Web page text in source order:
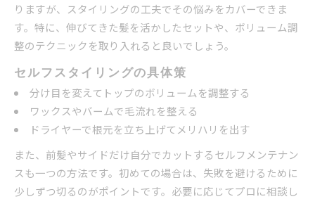
りますが、スタイリングの工夫でその悩みをカバーできま
す。特に、伸びてきた髪を活かしたセットや、ボリューム調
整のテクニックを取り入れると良いでしょう。
セルフスタイリングの具体策
分け目を変えてトップのボリュームを調整する
ワックスやバームで毛流れを整える
ドライヤーで根元を立ち上げてメリハリを出す
また、前髪やサイドだけ自分でカットするセルフメンテナン
スも一つの方法です。初めての場合は、失敗を避けるために
少しずつ切るのがポイントです。必要に応じてプロに相談し